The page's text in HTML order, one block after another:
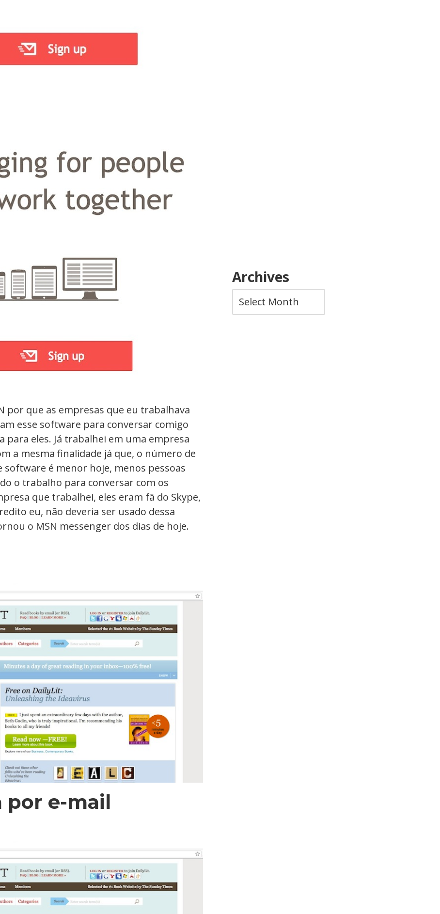
por que as empresas que eu trabalhava
esse software para conversar comigo
para eles. Já trabalhei em uma empresa
a mesma finalidade já que, o número de
software é menor hoje, menos pessoas
o trabalho para conversar com os
que trabalhei, eles eram fã do Skype,
eu, não deveria ser usado dessa
o MSN messenger dos dias de hoje.
por e-mail
Archives